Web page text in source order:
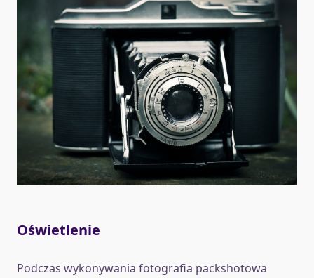
Oświetlenie
Podczas wykonywania fotografia packshotowa